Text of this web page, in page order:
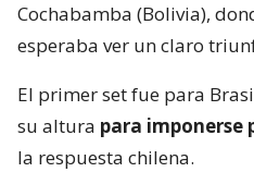
Cochabamba (Bolivia),
esperaba ver un claro
El primer set fue para
su altura para imponerse
la respuesta chilena.